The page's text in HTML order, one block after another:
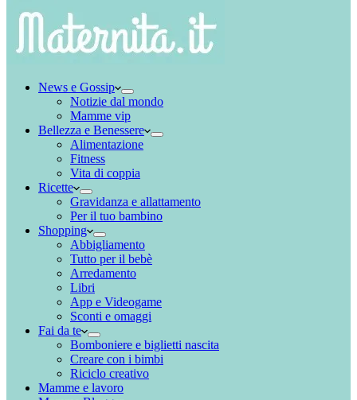
News e Gossip
Notizie dal mondo
Mamme vip
Bellezza e Benessere
Alimentazione
Fitness
Vita di coppia
Ricette
Gravidanza e allattamento
Per il tuo bambino
Shopping
Abbigliamento
Tutto per il bebè
Arredamento
Libri
App e Videogame
Sconti e omaggi
Fai da te
Bomboniere e biglietti nascita
Creare con i bimbi
Riciclo creativo
Mamme e lavoro